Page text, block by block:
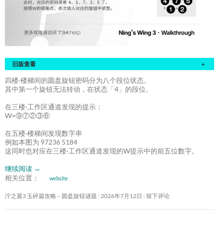
旧版查看 +
四楼·楼梯间的圆盘旋钮密码分为八个段位状态。
其中第一个旋钮无法转动，在状态「4」的段位。
在三楼·工作区通道发现的提示：
W=⑨⑦②③⑥
在五楼·楼梯间发现数字串
例如本图为 97236 5184
这同时也对应在三楼·工作区通道发现的W提示中的前五位数字。
继续阅读 →
相关位置：
website
泞之翼3 玉碎篇攻略 – 圆盘旋钮谜题 2026年7月12日 留下评论